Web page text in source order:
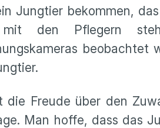
Jungtier bekommen,
mit den Pflegern
beobachtet
die Freude über den
Man hoffe, dass das